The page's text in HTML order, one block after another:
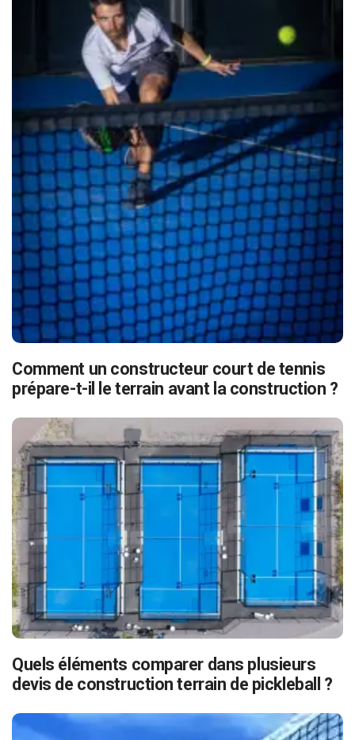
Comment un constructeur court de tennis
prépare-t-il le terrain avant la construction ?
Quels éléments comparer dans plusieurs
devis de construction terrain de pickleball ?